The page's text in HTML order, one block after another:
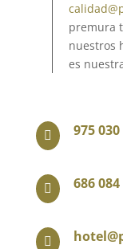
premura
nuestros
es
 975
 686
